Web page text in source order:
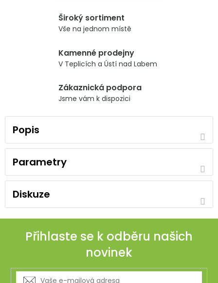
Široký sortiment
Vše na jednom místě
Kamenné prodejny
V Teplicích a Ústí nad Labem
Zákaznická podpora
Jsme vám k dispozici
Popis
Parametry
Diskuze
Přihlaste se k odběru našich
novinek